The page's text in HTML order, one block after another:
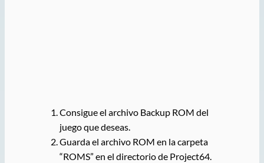
Consigue el archivo Backup ROM del
juego que deseas.
Guarda el archivo ROM en la carpeta
“ROMS” en el directorio de Project64.